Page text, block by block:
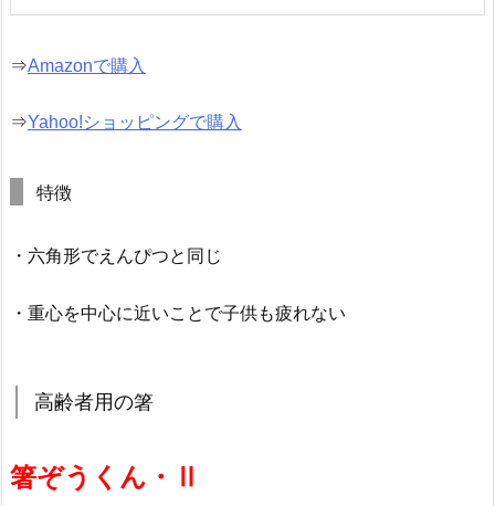
⇒Amazonで購入
⇒Yahoo!ショッピングで購入
特徴
・六角形でえんぴつと同じ
・重心を中心に近いことで子供も疲れない
高齢者用の箸
箸ぞうくん・Ⅱ